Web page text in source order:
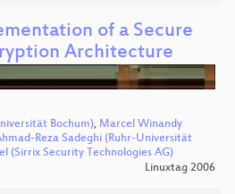
of a Secure
Architecture
Bochum), Marcel Winandy
Reza Sadeghi (Ruhr-Universität
(Sirrix Security Technologies AG)
Linuxtag 2006